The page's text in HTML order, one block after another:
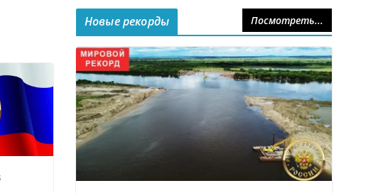
Новые рекорды Посмотреть...